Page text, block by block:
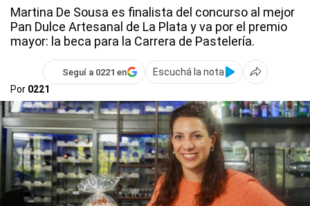
Martina De Sousa es finalista del concurso al mejor
Pan Dulce Artesanal de La Plata y va por el premio
mayor: la beca para la Carrera de Pastelería.
Seguí a 0221 en
Escuchá la nota
Por 0221